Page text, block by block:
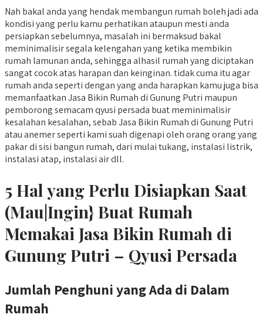
Nah bakal anda yang hendak membangun rumah boleh jadi ada
kondisi yang perlu kamu perhatikan ataupun mesti anda
persiapkan sebelumnya, masalah ini bermaksud bakal
meminimalisir segala kelengahan yang ketika membikin
rumah lamunan anda, sehingga alhasil rumah yang diciptakan
sangat cocok atas harapan dan keinginan. tidak cuma itu agar
rumah anda seperti dengan yang anda harapkan kamu juga bisa
memanfaatkan Jasa Bikin Rumah di Gunung Putri maupun
pemborong semacam qyusi persada buat meminimalisir
kesalahan kesalahan, sebab Jasa Bikin Rumah di Gunung Putri
atau anemer seperti kami suah digenapi oleh orang orang yang
pakar di sisi bangun rumah, dari mulai tukang, instalasi listrik,
instalasi atap, instalasi air dll.
5 Hal yang Perlu Disiapkan Saat
(Mau|Ingin} Buat Rumah
Memakai Jasa Bikin Rumah di
Gunung Putri – Qyusi Persada
Jumlah Penghuni yang Ada di Dalam
Rumah